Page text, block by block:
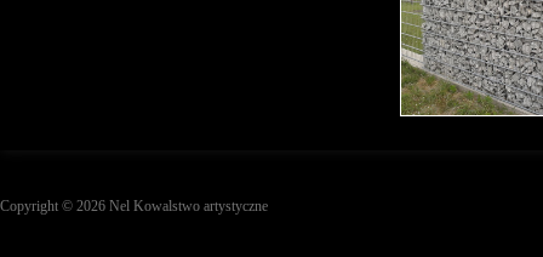
Copyright © 2026 Nel Kowalstwo artystyczne